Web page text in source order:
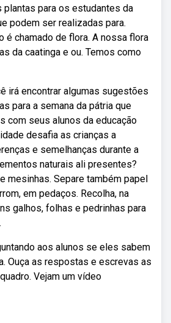
para os estudantes da
podem ser realizadas para.
é chamado de flora. A nossa flora
da caatinga e ou. Temos como
irá encontrar algumas sugestões
para a semana da pátria que
com seus alunos da educação
desafia as crianças a
e semelhanças durante a
naturais ali presentes?
mesinhas. Separe também papel
em pedaços. Recolha, na
galhos, folhas e pedrinhas para
aos alunos se eles sabem
Ouça as respostas e escrevas as
Vejam um vídeo